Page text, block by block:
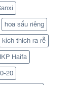
hoa sầu riêng
kích thích ra rễ
Haifa
20